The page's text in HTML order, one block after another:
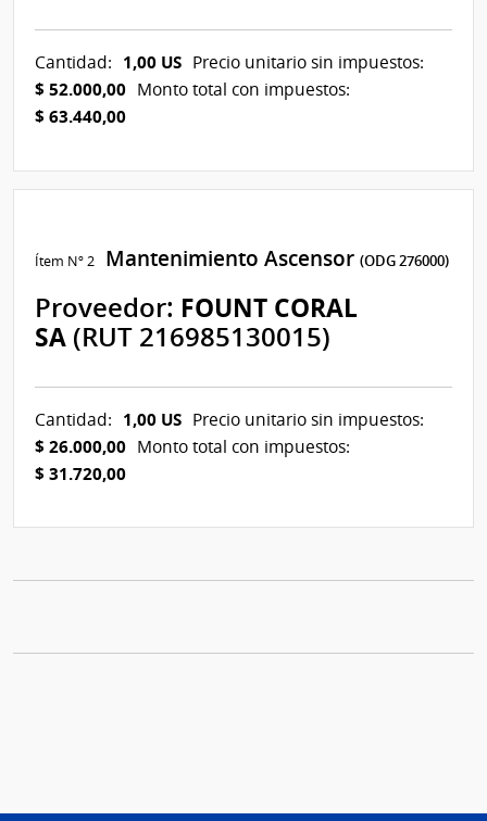
Cantidad: 1,00 US Precio unitario sin impuestos:
$ 52.000,00 Monto total con impuestos:
$ 63.440,00
Ítem Nº 2 Mantenimiento Ascensor(ODG 276000)
Proveedor: FOUNT CORAL
SA (RUT 216985130015)
Cantidad: 1,00 US Precio unitario sin impuestos:
$ 26.000,00 Monto total con impuestos:
$ 31.720,00